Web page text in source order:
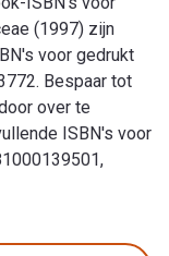
(1997) zijn
voor gedrukt
Bespaar tot
over te
ISBN's voor